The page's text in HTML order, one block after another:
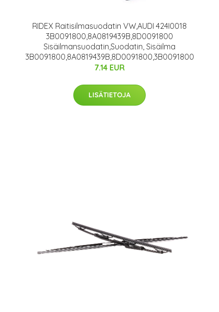
RIDEX Raitisilmasuodatin VW,AUDI 424I0018
3B0091800,8A0819439B,8D0091800
Sisäilmansuodatin,Suodatin, Sisäilma
3B0091800,8A0819439B,8D0091800,3B0091800
7.14 EUR
LISÄTIETOJA